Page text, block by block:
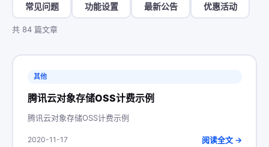
常见问题 功能设置 最新公告 优惠活动
共 84 篇文章
其他
腾讯云对象存储OSS计费示例
腾讯云对象存储OSS计费示例
2020-11-17 阅读全文 →